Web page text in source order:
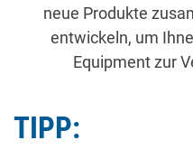
neue Produkte
entwickeln, um
Equipment zur
TIPP: